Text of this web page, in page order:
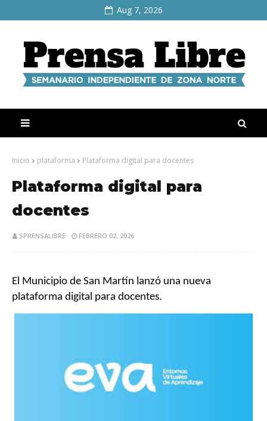
Aug 7, 2026
Inicio plataforma Plataforma digital para docentes
Plataforma digital para
docentes
SPRENSALIBRE FEBRERO 02, 2026
El Municipio de San Martín lanzó una nueva
plataforma digital para docentes.